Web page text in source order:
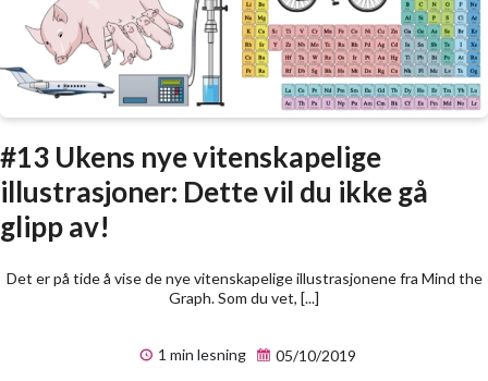
#13 Ukens nye vitenskapelige
illustrasjoner: Dette vil du ikke gå
glipp av!
Det er på tide å vise de nye vitenskapelige illustrasjonene fra Mind the
Graph. Som du vet, [...]
1 min lesning 05/10/2019